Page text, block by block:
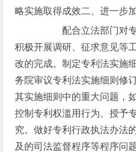
略实施取得成效二、进一步
配合立法部门对专
积极开展调研、征求意见等
改的完成。制定专利法实施
务院审议专利法实施细则修
其实施细则中的重大问题，
控制专利权滥用行为、授予
究。做好专利行政执法办法
及的司法监督程序等程序问